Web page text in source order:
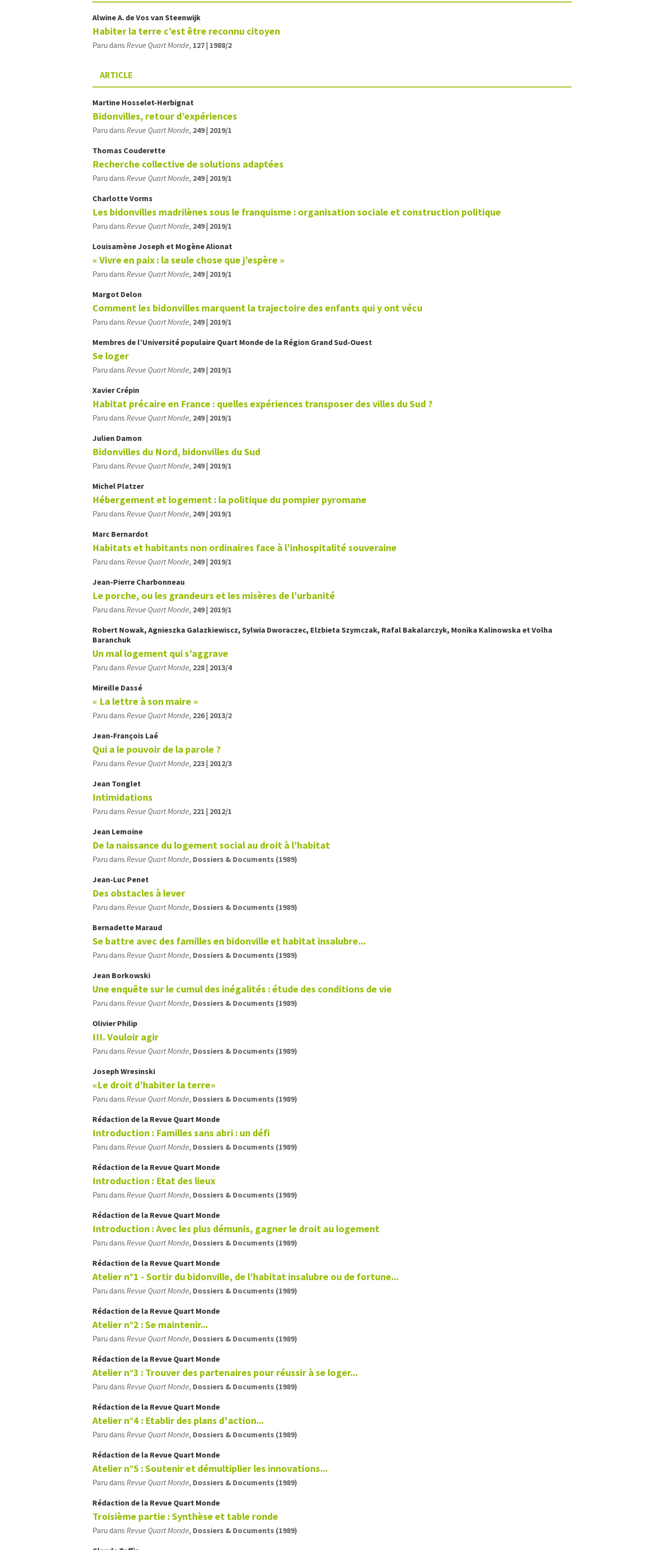
Alwine A. de Vos van Steenwijk
Habiter la terre c’est être reconnu citoyen
Paru dans Revue Quart Monde, 127 | 1988/2
ARTICLE
Martine Hosselet-Herbignat
Bidonvilles, retour d’expériences
Paru dans Revue Quart Monde, 249 | 2019/1
Thomas Couderette
Recherche collective de solutions adaptées
Paru dans Revue Quart Monde, 249 | 2019/1
CharlotteVorms
Les bidonvilles madrilènes sous le franquisme : organisation sociale et construction politique
Paru dans Revue Quart Monde, 249 | 2019/1
LouisamèneJoseph et MogèneAlionat
« Vivre en paix : la seule chose que j’espère »
Paru dans Revue Quart Monde, 249 | 2019/1
Margot Delon
Comment les bidonvilles marquent la trajectoire des enfants qui y ont vécu
Paru dans Revue Quart Monde, 249 | 2019/1
Membres de l’Université populaire Quart Monde de la Région Grand Sud-Ouest
Se loger
Paru dans Revue Quart Monde, 249 | 2019/1
XavierCrépin
Habitat précaire en France : quelles expériences transposer des villes du Sud ?
Paru dans Revue Quart Monde, 249 | 2019/1
Julien Damon
Bidonvilles du Nord, bidonvilles du Sud
Paru dans Revue Quart Monde, 249 | 2019/1
Michel Platzer
Hébergement et logement : la politique du pompier pyromane
Paru dans Revue Quart Monde, 249 | 2019/1
Marc Bernardot
Habitats et habitants non ordinaires face à l’inhospitalité souveraine
Paru dans Revue Quart Monde, 249 | 2019/1
Jean-Pierre Charbonneau
Le porche, ou les grandeurs et les misères de l’urbanité
Paru dans Revue Quart Monde, 249 | 2019/1
Robert Nowak, Agnieszka Galazkiewiscz, Sylwia Dworaczec, Elzbieta Szymczak, Rafal Bakalarczyk, Monika Kalinowska etVolha
Baranchuk
Un mal logement qui s’aggrave
Paru dans Revue Quart Monde, 228 | 2013/4
Mireille Dassé
« La lettre à son maire »
Paru dans Revue Quart Monde, 226 | 2013/2
Jean-François Laé
Qui a le pouvoir de la parole ?
Paru dans Revue Quart Monde, 223 | 2012/3
Jean Tonglet
Intimidations
Paru dans Revue Quart Monde, 221 | 2012/1
Jean Lemoine
De la naissance du logement social au droit à l’habitat
Paru dans Revue Quart Monde, Dossiers & Documents (1989)
Jean-Luc Penet
Des obstacles à lever
Paru dans Revue Quart Monde, Dossiers & Documents (1989)
Bernadette Maraud
Se battre avec des familles en bidonville et habitat insalubre...
Paru dans Revue Quart Monde, Dossiers & Documents (1989)
Jean Borkowski
Une enquête sur le cumul des inégalités : étude des conditions de vie
Paru dans Revue Quart Monde, Dossiers & Documents (1989)
OlivierPhilip
III. Vouloir agir
Paru dans Revue Quart Monde, Dossiers & Documents (1989)
Joseph Wresinski
«Le droit d’habiter la terre»
Paru dans Revue Quart Monde, Dossiers & Documents (1989)
Rédaction de la Revue Quart Monde
Introduction : Familles sans abri : un défi
Paru dans Revue Quart Monde, Dossiers & Documents (1989)
Rédaction de la Revue Quart Monde
Introduction : Etat des lieux
Paru dans Revue Quart Monde, Dossiers & Documents (1989)
Rédaction de la Revue Quart Monde
Introduction : Avec les plus démunis, gagner le droit au logement
Paru dans Revue Quart Monde, Dossiers & Documents (1989)
Rédaction de la Revue Quart Monde
Atelier n°1 - Sortir du bidonville, de l’habitat insalubre ou de fortune...
Paru dans Revue Quart Monde, Dossiers & Documents (1989)
Rédaction de la Revue Quart Monde
Atelier n°2 : Se maintenir...
Paru dans Revue Quart Monde, Dossiers & Documents (1989)
Rédaction de la Revue Quart Monde
Atelier n°3 : Trouver des partenaires pour réussir à se loger...
Paru dans Revue Quart Monde, Dossiers & Documents (1989)
Rédaction de la Revue Quart Monde
Atelier n°4 : Etablir des plans d'action...
Paru dans Revue Quart Monde, Dossiers & Documents (1989)
Rédaction de la Revue Quart Monde
Atelier n°5 : Soutenir et démultiplier les innovations...
Paru dans Revue Quart Monde, Dossiers & Documents (1989)
Rédaction de la Revue Quart Monde
Troisième partie : Synthèse et table ronde
Paru dans Revue Quart Monde, Dossiers & Documents (1989)